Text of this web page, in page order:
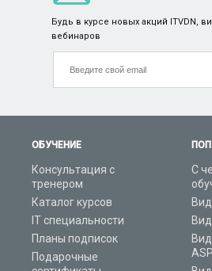
ОБУЧЕНИЕ
Консультация с
тренером
Каталог курсов
IT специальности
Планы подписок
Подарочные
С
Будь в курсе новых акций ITVDN,
вебинаров